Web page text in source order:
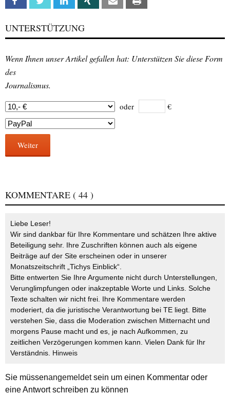
UNTERSTÜTZUNG
Wenn Ihnen unser Artikel gefallen hat: Unterstützen Sie diese Form
des
Journalismus.
oder €
Weiter
KOMMENTARE ( 44 )
Liebe Leser!
Wir sind dankbar für Ihre Kommentare und schätzen Ihre aktive
Beteiligung sehr. Ihre Zuschriften können auch als eigene
Beiträge auf der Site erscheinen oder in unserer
Monatszeitschrift „Tichys Einblick“.
Bitte entwerten Sie Ihre Argumente nicht durch Unterstellungen,
Verunglimpfungen oder inakzeptable Worte und Links. Solche
Texte schalten wir nicht frei. Ihre Kommentare werden
moderiert, da die juristische Verantwortung bei TE liegt. Bitte
verstehen Sie, dass die Moderation zwischen Mitternacht und
morgens Pause macht und es, je nach Aufkommen, zu
zeitlichen Verzögerungen kommen kann. Vielen Dank für Ihr
Verständnis. Hinweis
Sie müssenangemeldetsein um einen Kommentar oder
eine Antwort schreiben zu können